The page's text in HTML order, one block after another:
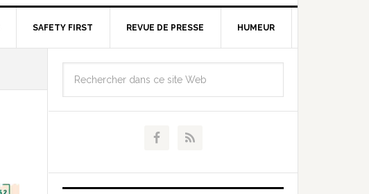
SAFETY FIRST REVUE DE PRESSE HUMEUR